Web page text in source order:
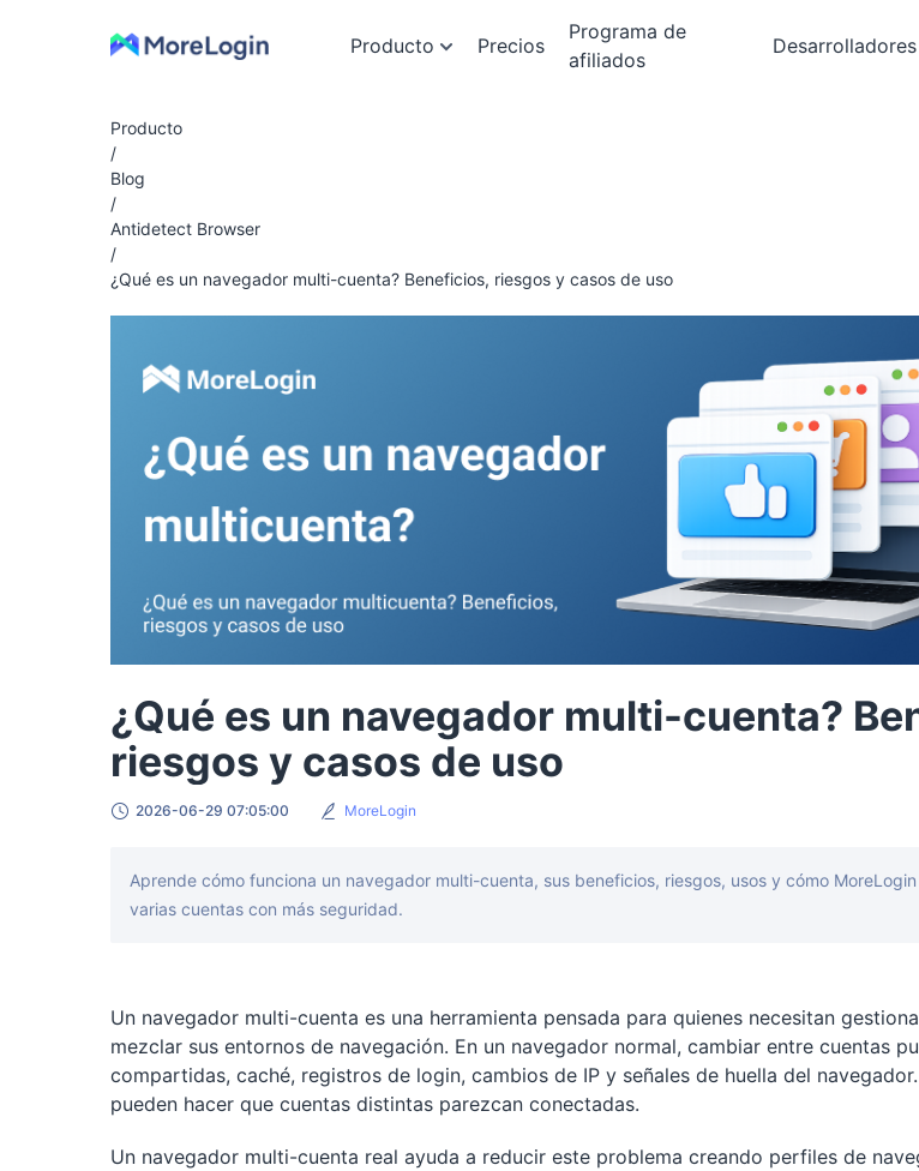
Producto Precios
Programa de
afiliados
Desarrolladores
Producto
/
Blog
/
Antidetect Browser
/
¿Qué es un navegador multi-cuenta? Beneficios, riesgos y casos de uso
¿Qué es un navegador multi-cuenta?
riesgos y casos de uso
2026-06-29 07:05:00 MoreLogin
Aprende cómo funciona un navegador multi-cuenta, sus beneficios, riesgos, usos y cómo
varias cuentas con más seguridad.
Un navegador multi-cuenta es una herramienta pensada para quienes necesitan
mezclar sus entornos de navegación. En un navegador normal, cambiar entre cuentas
compartidas, caché, registros de login, cambios de IP y señales de huella del
pueden hacer que cuentas distintas parezcan conectadas.
Un navegador multi-cuenta real ayuda a reducir este problema creando perfiles de